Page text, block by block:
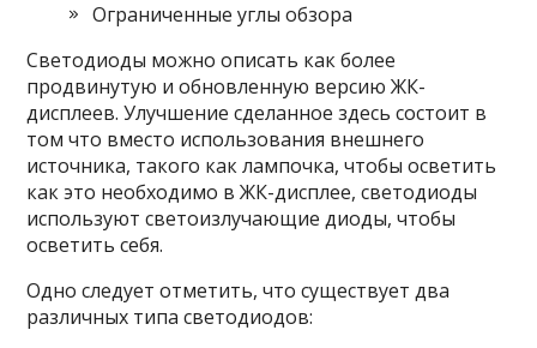
Ограниченные углы обзора
Светодиоды можно описать как более
продвинутую и обновленную версию ЖК-
дисплеев. Улучшение сделанное здесь состоит в
том что вместо использования внешнего
источника, такого как лампочка, чтобы осветить
как это необходимо в ЖК-дисплее, светодиоды
используют светоизлучающие диоды, чтобы
осветить себя.
Одно следует отметить, что существует два
различных типа светодиодов: